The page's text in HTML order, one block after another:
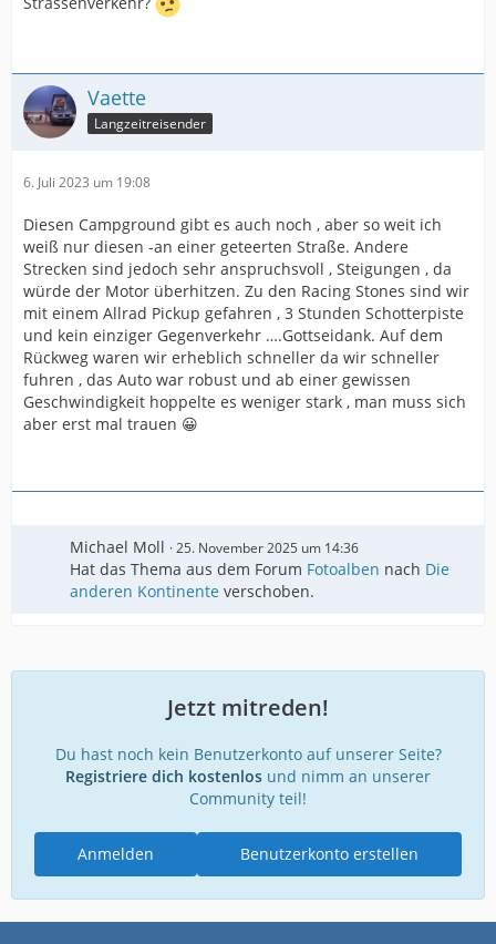
Vaette
Langzeitreisender
6. Juli 2023 um 19:08
Diesen Campground gibt es auch noch , aber so weit ich
weiß nur diesen -an einer geteerten Straße. Andere
Strecken sind jedoch sehr anspruchsvoll , Steigungen , da
würde der Motor überhitzen. Zu den Racing Stones sind wir
mit einem Allrad Pickup gefahren , 3 Stunden Schotterpiste
und kein einziger Gegenverkehr ….Gottseidank. Auf dem
Rückweg waren wir erheblich schneller da wir schneller
fuhren , das Auto war robust und ab einer gewissen
Geschwindigkeit hoppelte es weniger stark , man muss sich
aber erst mal trauen 😀
Michael Moll 25. November 2025 um 14:36
Hat das Thema aus dem Forum Fotoalben nach Die
anderen Kontinente verschoben.
Jetzt mitreden!
Du hast noch kein Benutzerkonto auf unserer Seite?
Registriere dich kostenlos und nimm an unserer
Community teil!
Benutzerkonto erstellen
Anmelden